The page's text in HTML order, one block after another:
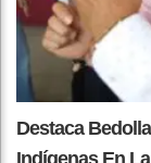
Destaca